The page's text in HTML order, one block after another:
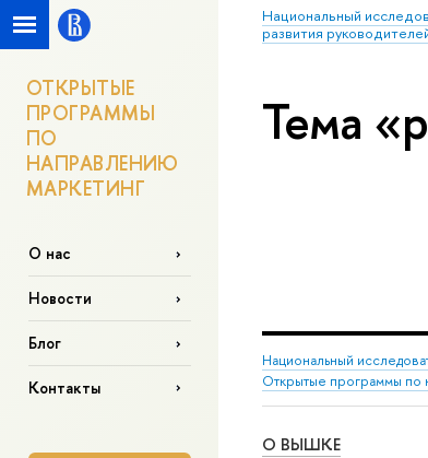
Национальный
развития
ОТКРЫТЫЕ
ПРОГРАММЫ
ПО
НАПРАВЛЕНИЮ
МАРКЕТИНГ
О нас
Новости
Блог
Контакты
Тема
Национальный
Открытые программы по
О ВЫШКЕ